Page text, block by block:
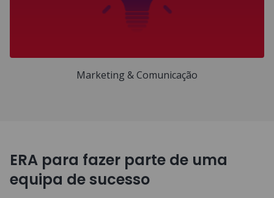
Marketing & Comunicação
ERA para fazer parte de uma
equipa de sucesso